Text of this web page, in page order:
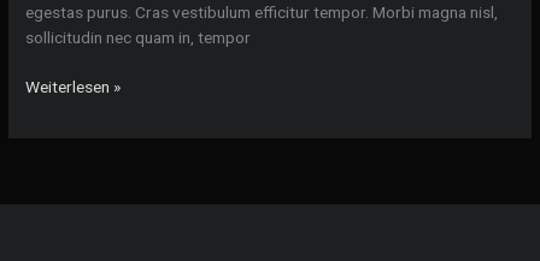
egestas purus. Cras vestibulum efficitur tempor. Morbi magna nisl,
sollicitudin nec quam in, tempor
Wedding
Weiterlesen »